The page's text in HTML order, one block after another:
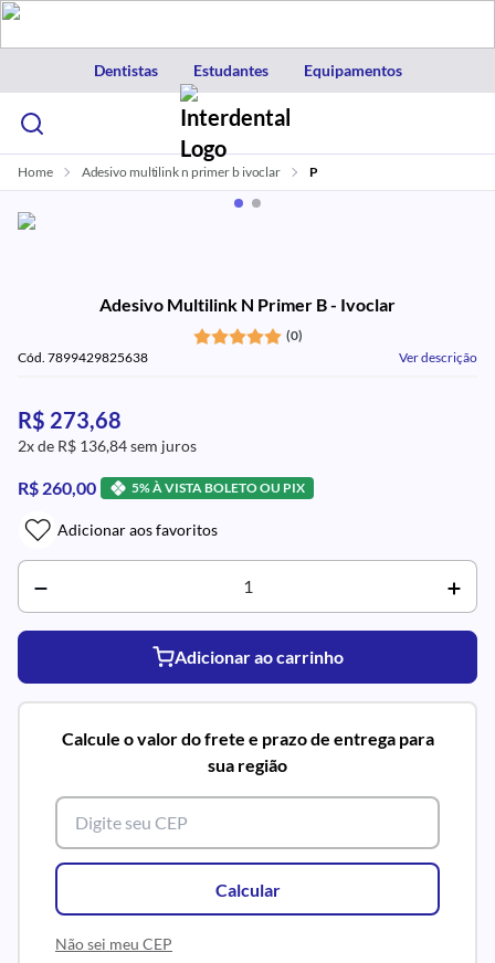
Dentistas Estudantes Equipamentos
Home Adesivo multilink n primer b ivoclar P
Adesivo Multilink N Primer B - Ivoclar
(0)
Cód. 7899429825638
Ver descrição
R$ 273,68
2x de R$ 136,84 sem juros
R$ 260,00 5% À VISTA BOLETO OU PIX
Adicionar aos favoritos
Adicionar ao carrinho
Calcule o valor do frete e prazo de entrega para
sua região
Calcular
Não sei meu CEP